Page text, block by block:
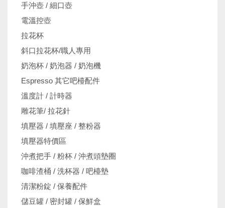
手沖壺 / 細口壺
電溫控壺
拉花杯
斜口拉花杯/職人專用
奶泡杯 / 奶泡器 / 奶泡機
Espresso 其它吧檯配件
溫度計 / 計時器
雕花筆/ 拉花針
填壓器 / 填壓座 / 整粉器
填壓器特價區
沖煮把手 / 粉杯 / 沖煮頭墊圈
咖啡渣桶 / 洗杯器 / 吧檯墊
清潔粉錠 / 保養配件
儲豆罐 / 密封罐 / 保鮮盒